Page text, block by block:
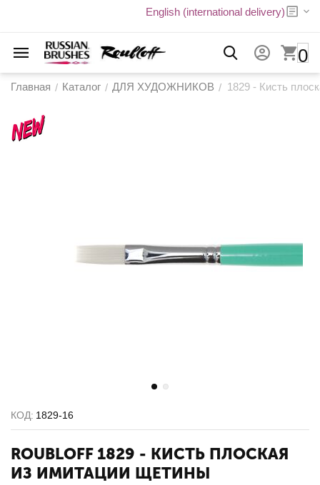
English (international delivery)
0
Главная / Каталог / ДЛЯ ХУДОЖНИКОВ / 1829 - Кисть
КОД: 1829-16
ROUBLOFF 1829 - КИСТЬ ПЛОСКАЯ
ИЗ ИМИТАЦИИ ЩЕТИНЫ